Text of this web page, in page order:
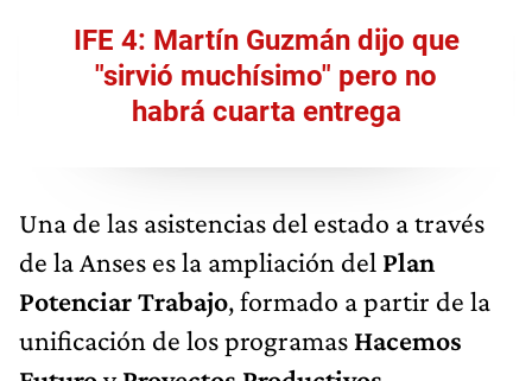
IFE 4: Martín Guzmán dijo que
"sirvió muchísimo" pero no
habrá cuarta entrega
Una de las asistencias del estado a través
de la Anses es la ampliación del Plan
Potenciar Trabajo, formado a partir de la
unificación de los programas Hacemos